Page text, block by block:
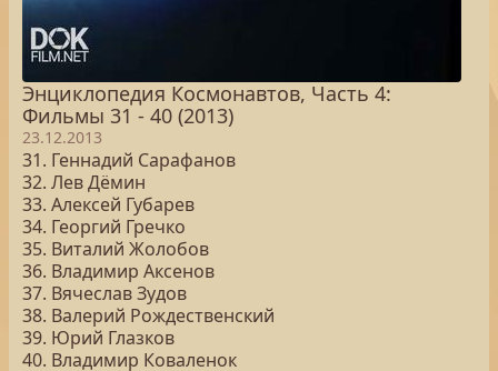
Энциклопедия Космонавтов, Часть 4:
Фильмы 31 - 40 (2013)
23.12.2013
31. Геннадий Сарафанов
32. Лев Дёмин
33. Алексей Губарев
34. Георгий Гречко
35. Виталий Жолобов
36. Владимир Аксенов
37. Вячеслав Зудов
38. Валерий Рождественский
39. Юрий Глазков
40. Владимир Коваленок